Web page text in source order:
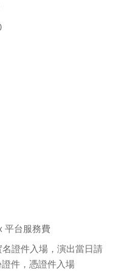
平台服務費
證件入場，演出當日請
件，憑證件入場